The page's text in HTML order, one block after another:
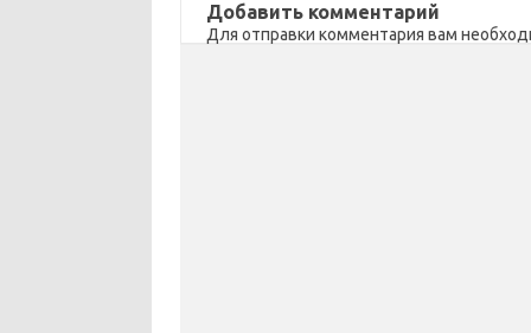
Добавить комментарий
Для отправки комментария вам